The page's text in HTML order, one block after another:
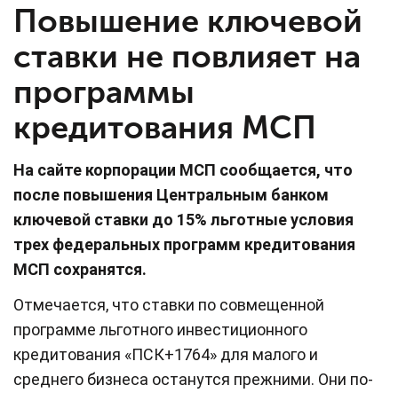
Повышение ключевой
ставки не повлияет на
программы
кредитования МСП
На сайте корпорации МСП сообщается, что
после повышения Центральным банком
ключевой ставки до 15% льготные условия
трех федеральных программ кредитования
МСП сохранятся.
Отмечается, что ставки по совмещенной
программе льготного инвестиционного
кредитования «ПСК+1764» для малого и
среднего бизнеса останутся прежними. Они по-